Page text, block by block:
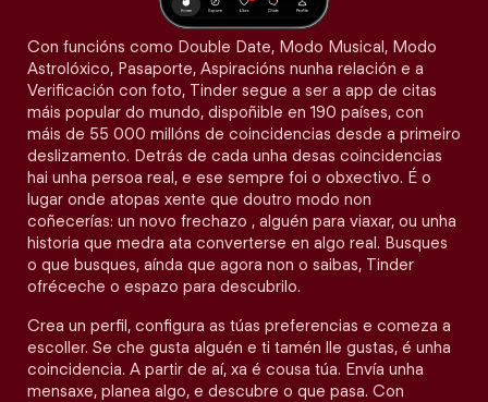
Con funcións como Double Date, Modo Musical, Modo
Astrolóxico, Pasaporte, Aspiracións nunha relación e a
Verificación con foto, Tinder segue a ser a app de citas
máis popular do mundo, dispoñible en 190 países, con
máis de 55 000 millóns de coincidencias desde a primeiro
deslizamento. Detrás de cada unha desas coincidencias
hai unha persoa real, e ese sempre foi o obxectivo. É o
lugar onde atopas xente que doutro modo non
coñecerías: un novo frechazo , alguén para viaxar, ou unha
historia que medra ata converterse en algo real. Busques
o que busques, aínda que agora non o saibas, Tinder
ofréceche o espazo para descubrilo.
Crea un perfil, configura as túas preferencias e comeza a
escoller. Se che gusta alguén e ti tamén lle gustas, é unha
coincidencia. A partir de aí, xa é cousa túa. Envía unha
mensaxe, planea algo, e descubre o que pasa. Con